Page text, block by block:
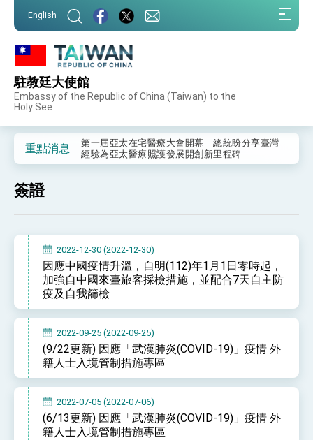
English
駐教廷大使館
Embassy of the Republic of China (Taiwan) to the
Holy See
重點消息
外交部重要言論
事處」，進一步深化台美交流合作
第一屆亞太在宅醫療大會開幕 總統盼分享臺灣
經驗為亞太醫療照護發展開創新里程碑
訪問
總統與五院院長新春茶敘 盼化分歧為團結、為
國家邁出合作第一步
總統農曆春節談話
台美貿易協議完成簽署達成6大目標、創5大歷史
性突破 總統強調將以3大面向加速臺灣經濟轉型
升級 籲請立院全力支持並盡速通過
臺美簽署「對等貿易協定」確立對等關稅15%且不
疊加 我輸美2072項產品豁免對等關稅
總統接受「法新社」（AFP）專訪內容
世界 需要台灣，團結合作方能守護繁榮
外交部長林佳龍出席《台灣光華雜誌》50週年慶
「見證蛻變，分享世界的光華」開幕式，期許數
簽證
2022-12-30 (2022-12-30)
因應中國疫情升溫，自明(112)年1月1日零時起，
加強自中國來臺旅客採檢措施，並配合7天自主防
疫及自我篩檢
2022-09-25 (2022-09-25)
(9/22更新) 因應「武漢肺炎(COVID-19)」疫情 外
籍人士入境管制措施專區
2022-07-05 (2022-07-06)
(6/13更新) 因應「武漢肺炎(COVID-19)」疫情 外
籍人士入境管制措施專區